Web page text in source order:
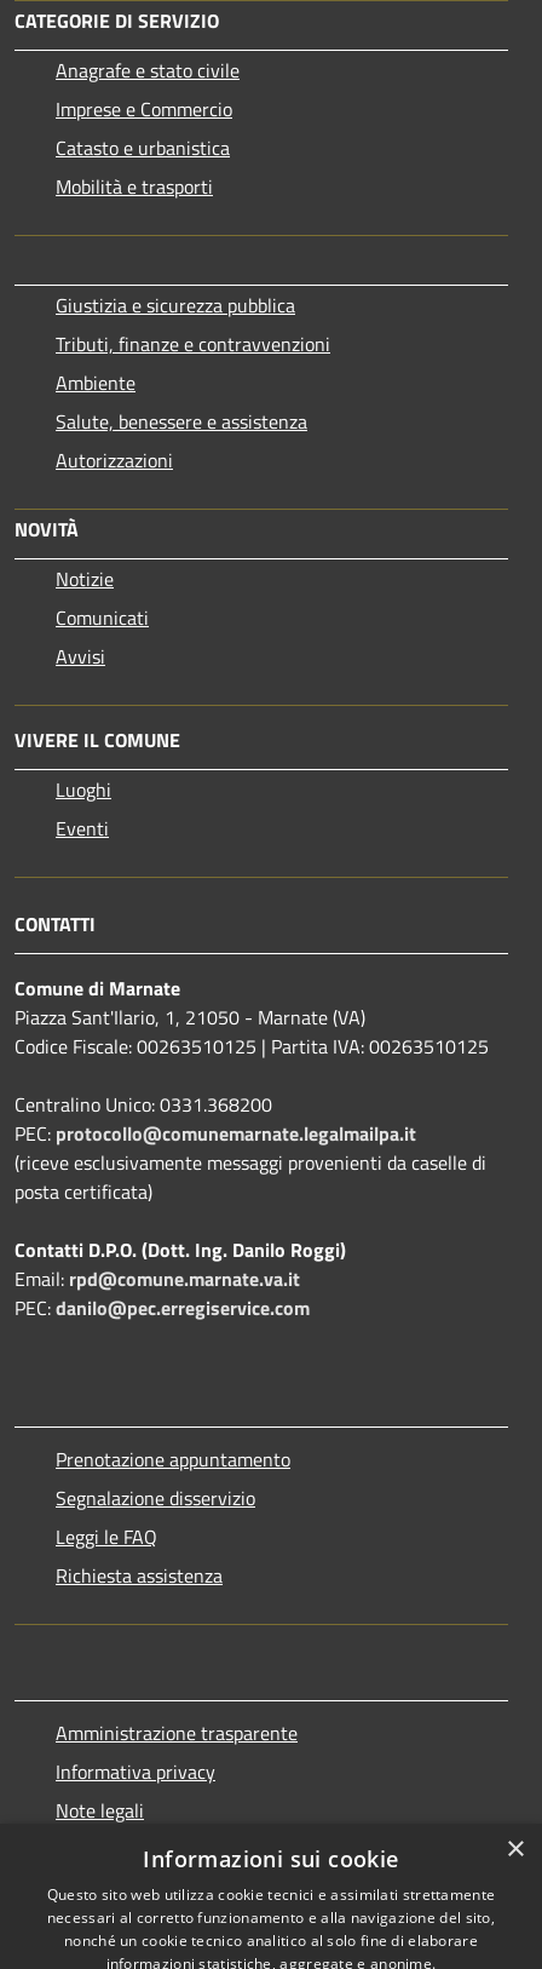
CATEGORIE DI SERVIZIO
Anagrafe e stato civile
Imprese e Commercio
Catasto e urbanistica
Mobilità e trasporti
Giustizia e sicurezza pubblica
Tributi, finanze e contravvenzioni
Ambiente
Salute, benessere e assistenza
Autorizzazioni
NOVITÀ
Notizie
Comunicati
Avvisi
VIVERE IL COMUNE
Luoghi
Eventi
CONTATTI
Comune di Marnate
Piazza Sant'Ilario, 1, 21050 - Marnate (VA)
Codice Fiscale: 00263510125 | Partita IVA: 00263510125
Centralino Unico: 0331.368200
PEC: protocollo@comunemarnate.legalmailpa.it
(riceve esclusivamente messaggi provenienti da caselle di
posta certificata)
Contatti D.P.O. (Dott. Ing. Danilo Roggi)
Email: rpd@comune.marnate.va.it
PEC:danilo@pec.erregiservice.com
Prenotazione appuntamento
Segnalazione disservizio
Leggi le FAQ
Richiesta assistenza
Amministrazione trasparente
Informativa privacy
Note legali
Dichiarazione di accessibilità
×
Informazioni sui cookie
Questo sito web utilizza cookie tecnici e assimilati strettamente
necessari al corretto funzionamento e alla navigazione del sito,
nonché un cookie tecnico analitico al solo fine di elaborare
informazioni statistiche, aggregate e anonime.